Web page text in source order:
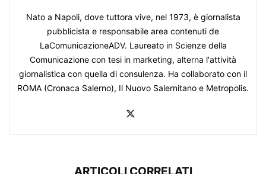
Nato a Napoli, dove tuttora vive, nel 1973, è giornalista
pubblicista e responsabile area contenuti de
LaComunicazioneADV. Laureato in Scienze della
Comunicazione con tesi in marketing, alterna l'attività
giornalistica con quella di consulenza. Ha collaborato con il
ROMA (Cronaca Salerno), Il Nuovo Salernitano e Metropolis.